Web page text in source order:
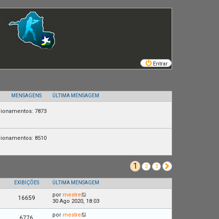
Entrar
MENSAGENS ÚLTIMA MENSAGEM
7873
8510
1 2 3
EXIBIÇÕES ÚLTIMA MENSAGEM
16659 por mestre
30 Ago 2020, 18:03
por mestre